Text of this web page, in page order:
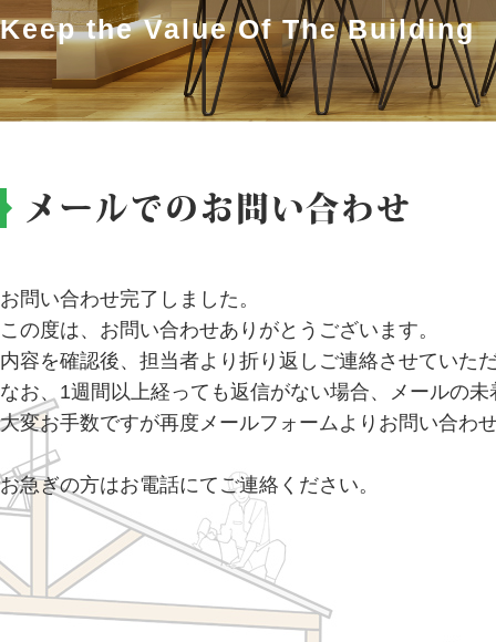
Keep the Value Of The Building
メールでのお問い合わせ
お問い合わせ完了しました。
この度は、お問い合わせありがとうございます。
内容を確認後、担当者より折り返しご連絡させていた
なお、1週間以上経っても返信がない場合、メールの
大変お手数ですが再度メールフォームよりお問い合わ
お急ぎの方はお電話にてご連絡ください。